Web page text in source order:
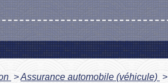
>Assurance automobile (véhicule) >